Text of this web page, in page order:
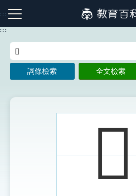
到
主
:::
注音索引圖示 筆畫索引圖示
:::
詞條檢索 全文檢索
𠛸